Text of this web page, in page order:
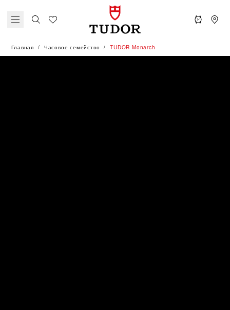
Главная Часовое семейство TUDOR Monarch